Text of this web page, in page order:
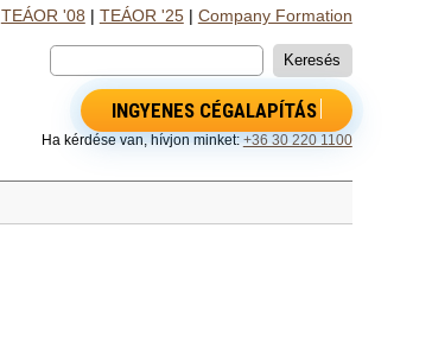
TEÁOR '08 TEÁOR '25| Company Formation
INGYENES CÉGALAPÍTÁS
Ha kérdése van, hívjon minket: +36 30 220 1100